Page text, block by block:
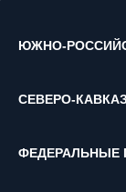
ЮЖНО-
СЕВЕРО-
ФЕДЕРАЛЬНЫЕ